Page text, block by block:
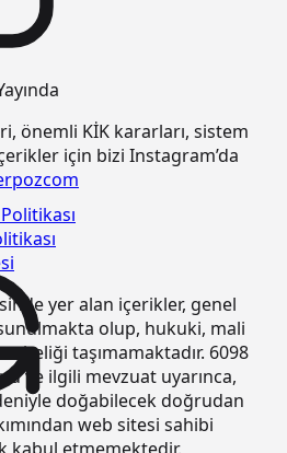
önemli KİK kararları, sistem
için bizi Instagram’da
yer alan içerikler, genel
olup, hukuki, mali
taşımamaktadır. 6098
ve ilgili mevzuat uyarınca,
doğabilecek doğrudan
web sitesi sahibi